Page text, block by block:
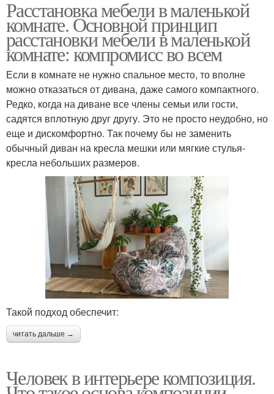
Расстановка мебели в маленькой
комнате. Основной принцип
расстановки мебели в маленькой
комнате: компромисс во всем
Если в комнате не нужно спальное место, то вполне
можно отказаться от дивана, даже самого компактного.
Редко, когда на диване все члены семьи или гости,
садятся вплотную друг другу. Это не просто неудобно, но
еще и дискомфортно. Так почему бы не заменить
обычный диван на кресла мешки или мягкие стулья-
кресла небольших размеров.
Такой подход обеспечит:
читать дальше →
Человек в интерьере композиция.